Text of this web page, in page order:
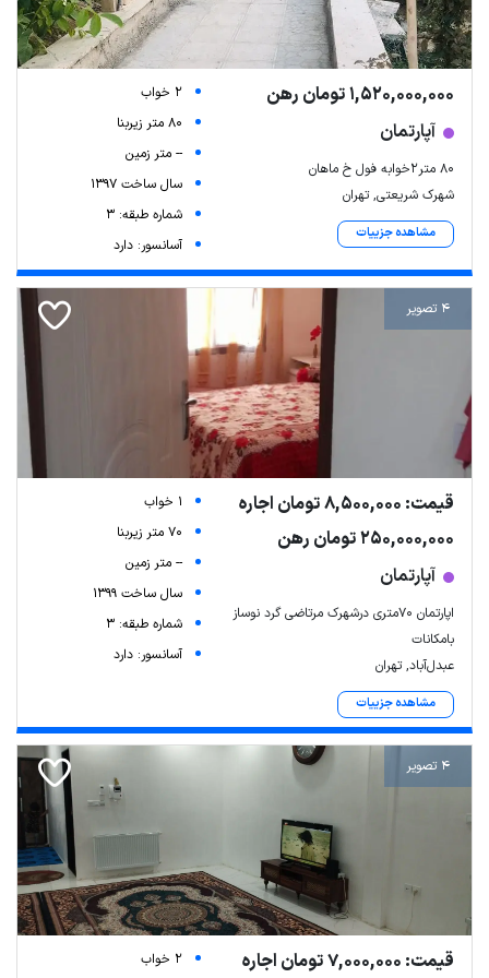
1,520,000,000 تومان رهن
آپارتمان
۸۰ متر۲خوابه فول خ ماهان
شهرک شریعتی, تهران
مشاهده جزییات
2 خواب
80 متر زیربنا
-- متر زمین
سال ساخت 1397
شماره طبقه: 3
آسانسور: دارد
4 تصویر
قیمت: 8,500,000 تومان اجاره
250,000,000 تومان رهن
آپارتمان
اپارتمان ۷۰متری درشهرک مرتاضی گرد نوساز
بامکانات
عبدل‌آباد, تهران
مشاهده جزییات
1 خواب
70 متر زیربنا
-- متر زمین
سال ساخت 1399
شماره طبقه: 3
آسانسور: دارد
4 تصویر
قیمت: 7,000,000 تومان اجاره
2 خواب